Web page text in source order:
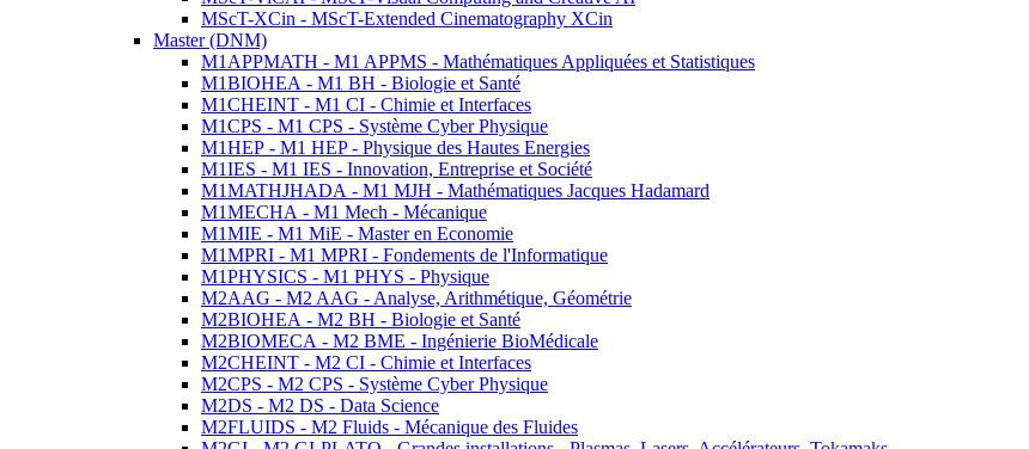
MScT-XCin - MScT-Extended Cinematography XCin
Master (DNM)
M1APPMATH - M1 APPMS - Mathématiques Appliquées et Statistiques
M1BIOHEA - M1 BH - Biologie et Santé
M1CHEINT - M1 CI - Chimie et Interfaces
M1CPS - M1 CPS - Système Cyber Physique
M1HEP - M1 HEP - Physique des Hautes Energies
M1IES - M1 IES - Innovation, Entreprise et Société
M1MATHJHADA - M1 MJH - Mathématiques Jacques Hadamard
M1MECHA - M1 Mech - Mécanique
M1MIE - M1 MiE - Master en Economie
M1MPRI - M1 MPRI - Fondements de l'Informatique
M1PHYSICS - M1 PHYS - Physique
M2AAG - M2 AAG - Analyse, Arithmétique, Géométrie
M2BIOHEA - M2 BH - Biologie et Santé
M2BIOMECA - M2 BME - Ingénierie BioMédicale
M2CHEINT - M2 CI - Chimie et Interfaces
M2CPS - M2 CPS - Système Cyber Physique
M2DS - M2 DS - Data Science
M2FLUIDS - M2 Fluids - Mécanique des Fluides